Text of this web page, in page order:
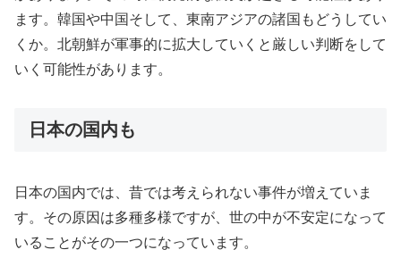
ます。韓国や中国そして、東南アジアの諸国もどうしてい
くか。北朝鮮が軍事的に拡大していくと厳しい判断をして
いく可能性があります。
日本の国内も
日本の国内では、昔では考えられない事件が増えていま
す。その原因は多種多様ですが、世の中が不安定になって
いることがその一つになっています。